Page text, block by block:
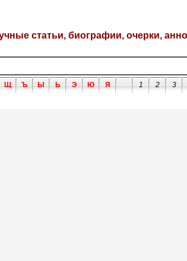
статьи, биографии, очерки,
Щ Ъ Ы Ь Э Ю Я 1 2 3